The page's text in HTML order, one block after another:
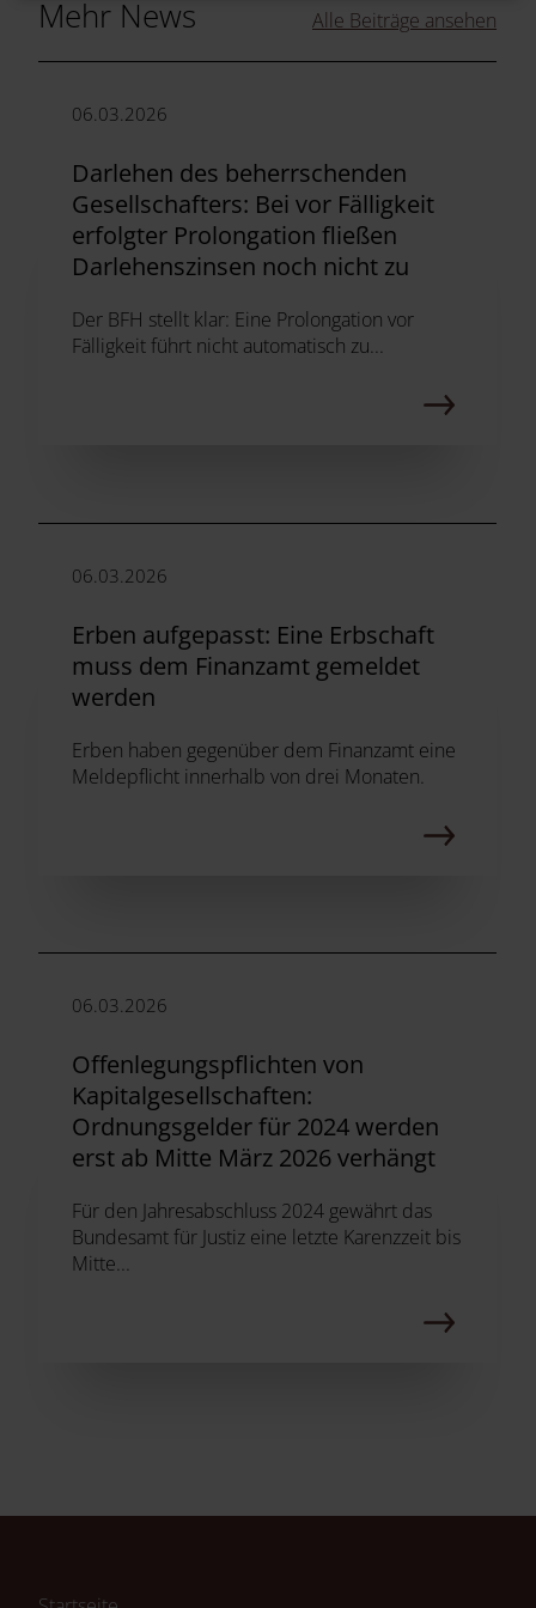
Mehr News Alle Beiträge ansehen
06.03.2026
Darlehen des beherrschenden
Gesellschafters: Bei vor Fälligkeit
erfolgter Prolongation fließen
Darlehenszinsen noch nicht zu
Der BFH stellt klar: Eine Prolongation vor
Fälligkeit führt nicht automatisch zu...
06.03.2026
Erben aufgepasst: Eine Erbschaft
muss dem Finanzamt gemeldet
werden
Erben haben gegenüber dem Finanzamt eine
Meldepflicht innerhalb von drei Monaten.
06.03.2026
Offenlegungspflichten von
Kapitalgesellschaften:
Ordnungsgelder für 2024 werden
erst ab Mitte März 2026 verhängt
Für den Jahresabschluss 2024 gewährt das
Bundesamt für Justiz eine letzte Karenzzeit bis
Mitte...